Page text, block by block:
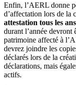
Enfin, l’AERL donne
d’affectation lors de la
attestation tous les ans
durant l’année devront
patrimoine affecté à
devrez joindre les
déclarés lors de la
déclarations, mais
actifs.